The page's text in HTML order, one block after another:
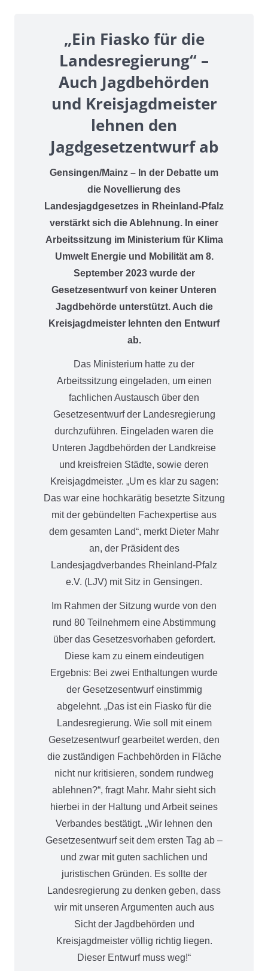
„Ein Fiasko für die
Landesregierung“ –
Auch Jagdbehörden
und Kreisjagdmeister
lehnen den
Jagdgesetzentwurf ab
Gensingen/Mainz – In der Debatte um
die Novellierung des
Landesjagdgesetzes in Rheinland-Pfalz
verstärkt sich die Ablehnung. In einer
Arbeitssitzung im Ministerium für Klima
Umwelt Energie und Mobilität am 8.
September 2023 wurde der
Gesetzesentwurf von keiner Unteren
Jagdbehörde unterstützt. Auch die
Kreisjagdmeister lehnten den Entwurf
ab.
Das Ministerium hatte zu der
Arbeitssitzung eingeladen, um einen
fachlichen Austausch über den
Gesetzesentwurf der Landesregierung
durchzuführen. Eingeladen waren die
Unteren Jagdbehörden der Landkreise
und kreisfreien Städte, sowie deren
Kreisjagdmeister. „Um es klar zu sagen:
Das war eine hochkarätig besetzte Sitzung
mit der gebündelten Fachexpertise aus
dem gesamten Land“, merkt Dieter Mahr
an, der Präsident des
Landesjagdverbandes Rheinland-Pfalz
e.V. (LJV) mit Sitz in Gensingen.
Im Rahmen der Sitzung wurde von den
rund 80 Teilnehmern eine Abstimmung
über das Gesetzesvorhaben gefordert.
Diese kam zu einem eindeutigen
Ergebnis: Bei zwei Enthaltungen wurde
der Gesetzesentwurf einstimmig
abgelehnt. „Das ist ein Fiasko für die
Landesregierung. Wie soll mit einem
Gesetzesentwurf gearbeitet werden, den
die zuständigen Fachbehörden in Fläche
nicht nur kritisieren, sondern rundweg
ablehnen?“, fragt Mahr. Mahr sieht sich
hierbei in der Haltung und Arbeit seines
Verbandes bestätigt. „Wir lehnen den
Gesetzesentwurf seit dem ersten Tag ab –
und zwar mit guten sachlichen und
juristischen Gründen. Es sollte der
Landesregierung zu denken geben, dass
wir mit unseren Argumenten auch aus
Sicht der Jagdbehörden und
Kreisjagdmeister völlig richtig liegen.
Dieser Entwurf muss weg!“